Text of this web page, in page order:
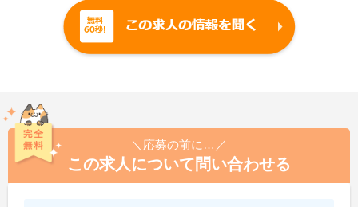
＼応募の前に…／
この求人について問い合わせる